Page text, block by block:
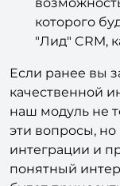
В блоке
которого
"Лид" CRM,
Если ранее вы
качественной
наш модуль не
эти вопросы,
интеграции и